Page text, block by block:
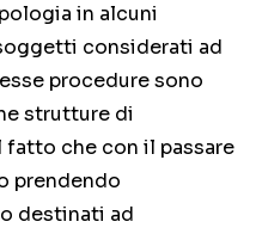
in alcuni
considerati ad
procedure sono
strutture di
fatto che con il passare
prendendo
destinati ad